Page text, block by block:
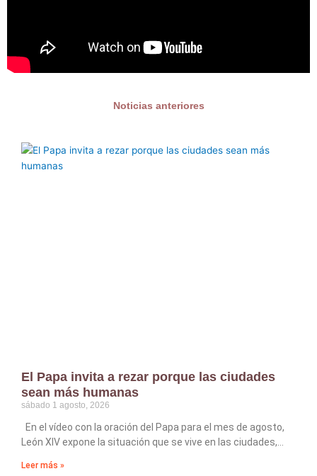
Noticias anteriores
El Papa invita a rezar porque las ciudades
sean más humanas
sábado 1 agosto, 2026
En el vídeo con la oración del Papa para el mes de agosto,
León XIV expone la situación que se vive en las ciudades,
Leer más »